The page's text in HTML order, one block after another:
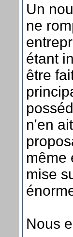
Un
ne
étant
être
n'en
même
mise
Nous